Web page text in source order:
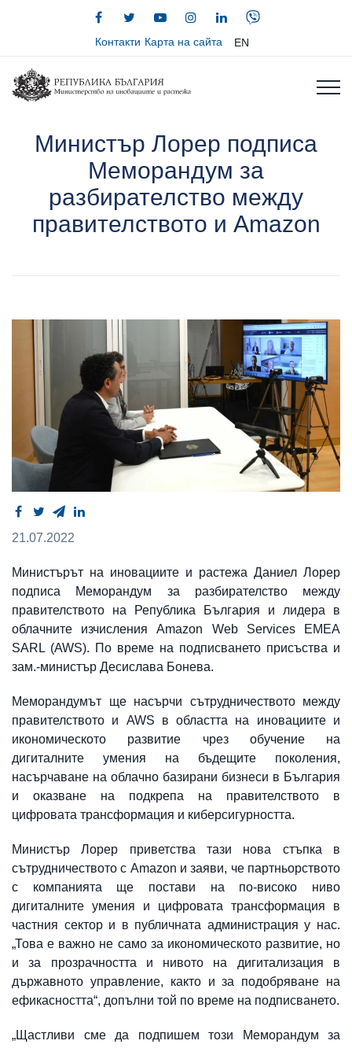
Контакти Карта на сайта EN
Министър Лорер подписа
Меморандум за
разбирателство между
правителството и Amazon
21.07.2022
Министърът на иновациите и растежа Даниел Лорер
подписа Меморандум за разбирателство между
правителството на Република България и лидера в
облачните изчисления Amazon Web Services EMEA
SARL (AWS). По време на подписването присъства и
зам.-министър Десислава Бонева.
Меморандумът ще насърчи сътрудничеството между
правителството и AWS в областта на иновациите и
икономическото развитие чрез обучение на
дигиталните умения на бъдещите поколения,
насърчаване на облачно базирани бизнеси в България
и оказване на подкрепа на правителството в
цифровата трансформация и киберсигурността.
Министър Лорер приветства тази нова стъпка в
сътрудничеството с Amazon и заяви, че партньорството
с компанията ще постави на по-високо ниво
дигиталните умения и цифровата трансформация в
частния сектор и в публичната администрация у нас.
„Това е важно не само за икономическото развитие, но
и за прозрачността и нивото на дигитализация в
държавното управление, както и за подобряване на
ефикасността“, допълни той по време на подписването.
„Щастливи сме да подпишем този Mеморандум за